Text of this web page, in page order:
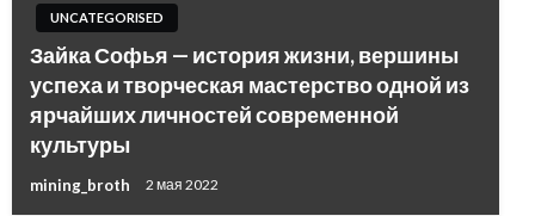
UNCATEGORISED
Зайка Софья — история жизни, вершины
успеха и творческая мастерство одной из
ярчайших личностей современной
культуры
mining_broth 2 мая 2022